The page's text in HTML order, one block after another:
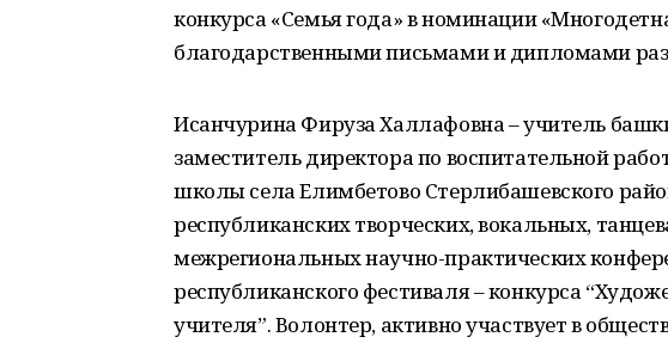
конкурса «Семья года» в номинации
благодарственными письмами и дипломами
Исанчурина Фируза Халлафовна – учитель
заместитель директора по воспитательной
школы села Елимбетово Стерлибашевского
республиканских творческих, вокальных,
межрегиональных научно-практических
республиканского фестиваля – конкурса
учителя”. Волонтер, активно участвует в